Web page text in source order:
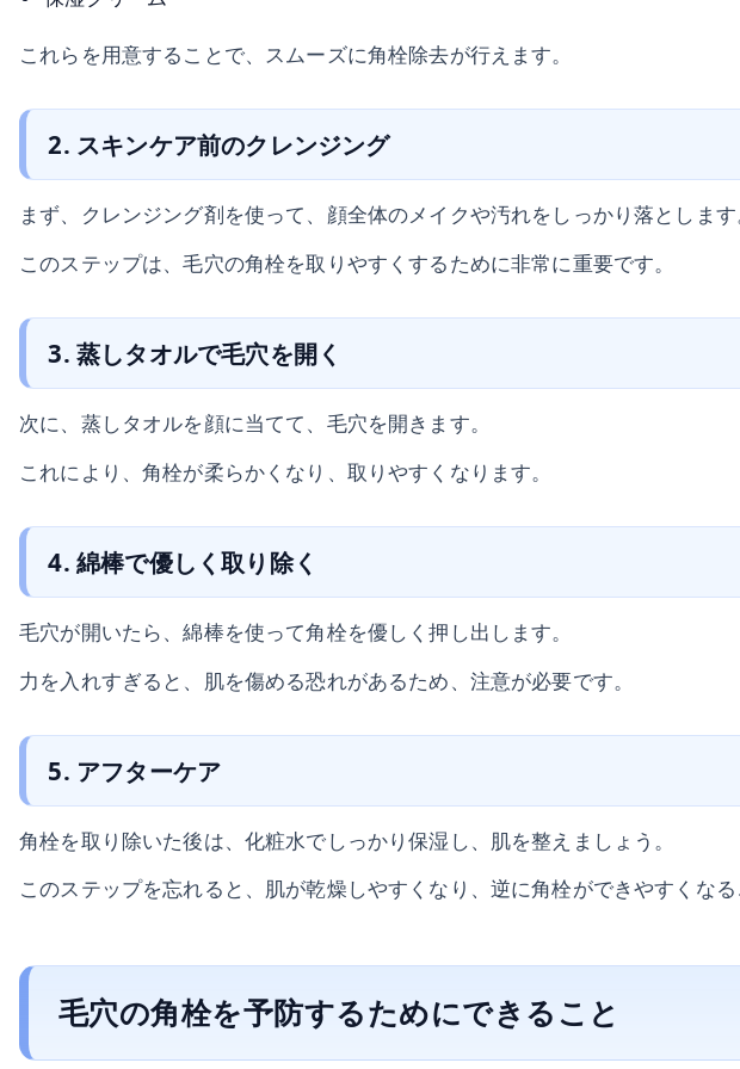
これらを用意することで、スムーズに角栓除去が行えます。
2. スキンケア前のクレンジング
まず、クレンジング剤を使って、顔全体のメイクや汚れをしっかり落としま
このステップは、毛穴の角栓を取りやすくするために非常に重要です。
3. 蒸しタオルで毛穴を開く
次に、蒸しタオルを顔に当てて、毛穴を開きます。
これにより、角栓が柔らかくなり、取りやすくなります。
4. 綿棒で優しく取り除く
毛穴が開いたら、綿棒を使って角栓を優しく押し出します。
力を入れすぎると、肌を傷める恐れがあるため、注意が必要です。
5. アフターケア
角栓を取り除いた後は、化粧水でしっかり保湿し、肌を整えましょう。
このステップを忘れると、肌が乾燥しやすくなり、逆に角栓ができやすくな
毛穴の角栓を予防するためにできること